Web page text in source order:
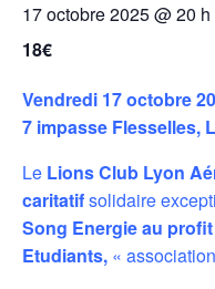
17 octobre 2025 @ 20
18€
Vendredi 17 octobre
7 impasse Flesselles,
Le Lions Club Lyon
caritatifsolidaire
Song Energieau
Etudiants, «